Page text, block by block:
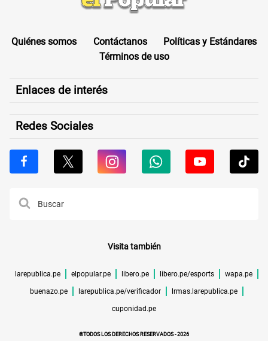
Quiénes somos Contáctanos
Políticas y Estándares
Términos de uso
Enlaces de interés
Redes Sociales
Visita también
larepublica.pe elpopular.pe libero.pe libero.pe/esports wapa.pe
buenazo.pe larepublica.pe/verificador lrmas.larepublica.pe
cuponidad.pe
©TODOS LOS DERECHOS RESERVADOS -2026